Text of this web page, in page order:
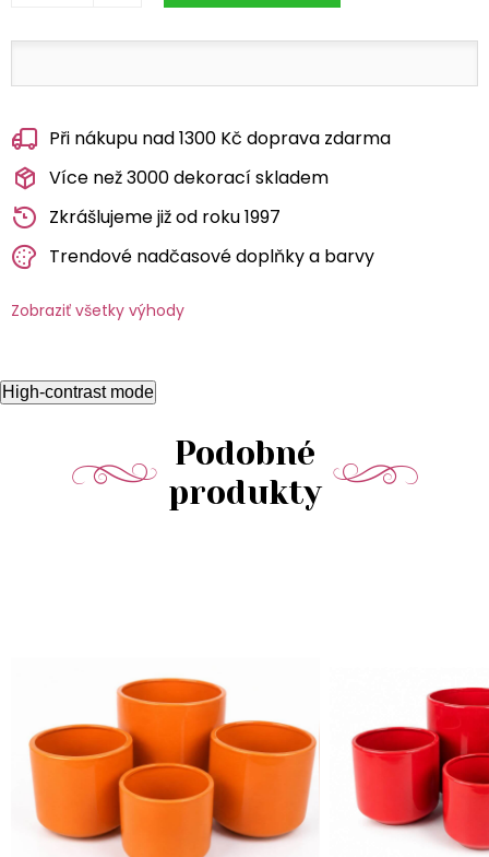
Při nákupu nad 1300 Kč doprava zdarma
Více než 3000 dekorací skladem
Zkrášlujeme již od roku 1997
Trendové nadčasové doplňky a barvy
Zobraziť všetky výhody
High-contrast mode
Podobné
produkty